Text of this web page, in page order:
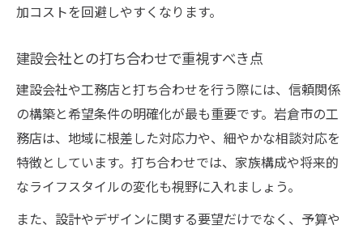
加コストを回避しやすくなります。
建設会社との打ち合わせで重視すべき点
建設会社や工務店と打ち合わせを行う際には、信頼関係
の構築と希望条件の明確化が最も重要です。岩倉市の工
務店は、地域に根差した対応力や、細やかな相談対応を
特徴としています。打ち合わせでは、家族構成や将来的
なライフスタイルの変化も視野に入れましょう。
また、設計やデザインに関する要望だけでなく、予算や